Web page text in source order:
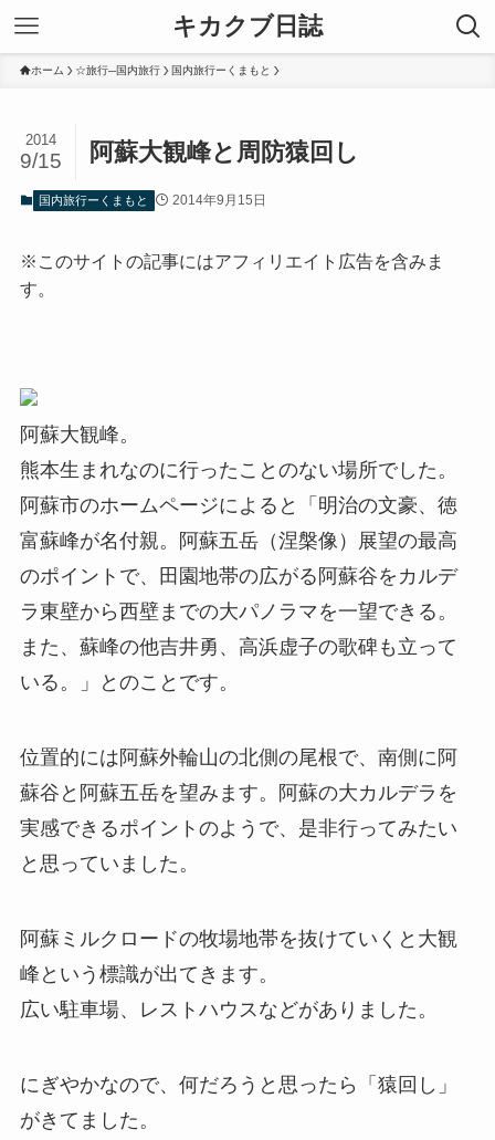
キカクブ日誌
ホーム ☆旅行─国内旅行 国内旅行ーくまもと
阿蘇大観峰と周防猿回し
2014
9/15
国内旅行ーくまもと 2014年9月15日
※このサイトの記事にはアフィリエイト広告を含みま
す。
阿蘇大観峰。
熊本生まれなのに行ったことのない場所でした。
阿蘇市のホームページによると「明治の文豪、徳
富蘇峰が名付親。阿蘇五岳（涅槃像）展望の最高
のポイントで、田園地帯の広がる阿蘇谷をカルデ
ラ東壁から西壁までの大パノラマを一望できる。
また、蘇峰の他吉井勇、高浜虚子の歌碑も立って
いる。」とのことです。
位置的には阿蘇外輪山の北側の尾根で、南側に阿
蘇谷と阿蘇五岳を望みます。阿蘇の大カルデラを
実感できるポイントのようで、是非行ってみたい
と思っていました。
阿蘇ミルクロードの牧場地帯を抜けていくと大観
峰という標識が出てきます。
広い駐車場、レストハウスなどがありました。
にぎやかなので、何だろうと思ったら「猿回し」
がきてました。